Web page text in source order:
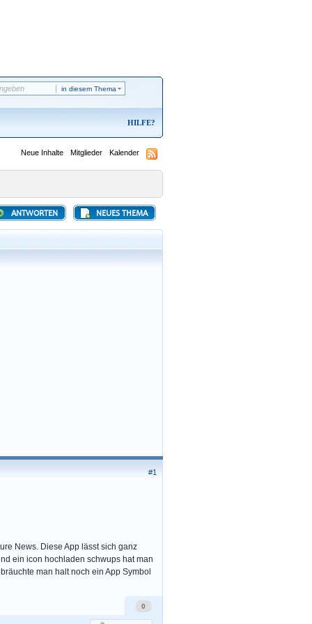
in diesem Thema
HILFE
Neue Inhalte Mitglieder Kalender
NEUES THEMA
ANTWORTEN
#1
News. Diese App lässt sich ganz
ein icon hochladen schwups hat man
man halt noch ein App Symbol
0